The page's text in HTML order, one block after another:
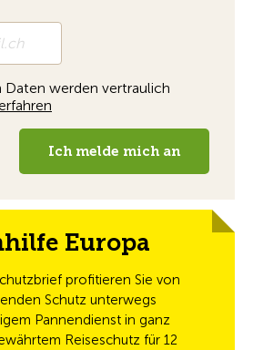
Europa
profitieren Sie von
Schutz unterwegs
Pannendienst in ganz
Reiseschutz für 12